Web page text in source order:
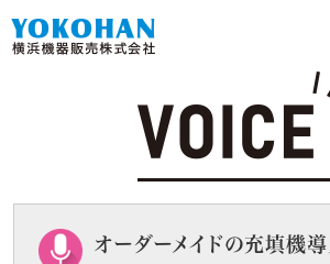
オーダーメイドの充填機